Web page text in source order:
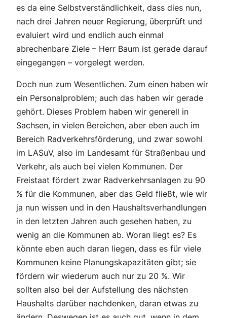
es da eine Selbstverständlichkeit, dass dies nun,
nach drei Jahren neuer Regierung, überprüft und
evaluiert wird und endlich auch einmal
abrechenbare Ziele – Herr Baum ist gerade darauf
eingegangen – vorgelegt werden.
Doch nun zum Wesentlichen. Zum einen haben wir
ein Personalproblem; auch das haben wir gerade
gehört. Dieses Problem haben wir generell in
Sachsen, in vielen Bereichen, aber eben auch im
Bereich Radverkehrsförderung, und zwar sowohl
im LASuV, also im Landesamt für Straßenbau und
Verkehr, als auch bei vielen Kommunen. Der
Freistaat fördert zwar Radverkehrsanlagen zu 90
% für die Kommunen, aber das Geld fließt, wie wir
ja nun wissen und in den Haushaltsverhandlungen
in den letzten Jahren auch gesehen haben, zu
wenig an die Kommunen ab. Woran liegt es? Es
könnte eben auch daran liegen, dass es für viele
Kommunen keine Planungskapazitäten gibt; sie
fördern wir wiederum auch nur zu 20 %. Wir
sollten also bei der Aufstellung des nächsten
Haushalts darüber nachdenken, daran etwas zu